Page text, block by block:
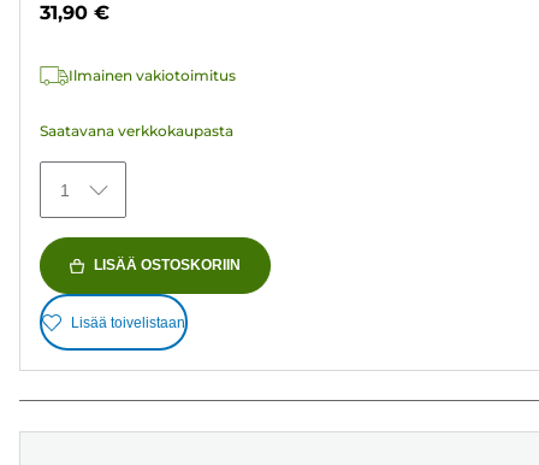
152
31,90 €
Ilmainen vakiotoimitus
Saatavana verkkokaupasta
1
LISÄÄ OSTOSKORIIN
Lisää toivelistaan